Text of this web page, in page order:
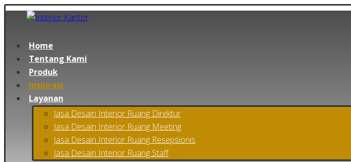
Home
Tentang Kami
Produk
Inspirasi
Layanan
Jasa Desain Interior Ruang Direktur
Jasa Desain Interior Ruang Meeting
Jasa Desain Interior Ruang Resepsionis
Jasa Desain Interior Ruang Staff